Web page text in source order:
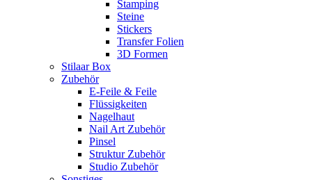
Stamping
Steine
Stickers
Transfer Folien
3D Formen
Stilaar Box
Zubehör
E-Feile & Feile
Flüssigkeiten
Nagelhaut
Nail Art Zubehör
Pinsel
Struktur Zubehör
Studio Zubehör